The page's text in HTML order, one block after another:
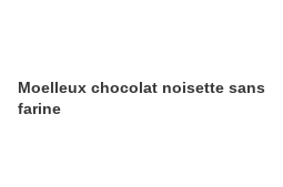
Moelleux chocolat noisette sans
farine